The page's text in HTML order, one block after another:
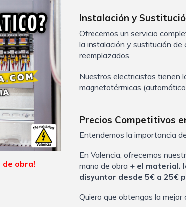
de obra!
Instalación y
Ofrecemos un servicio
la instalación y sustitución
reemplazados.
Nuestros electricistas tienen
magnetotérmicas
Precios Competitivos
Entendemos la importancia
En Valencia, ofrecemos
mano de obra + el material.
disyuntor desde 5€ a 25€
Quiero que obtengas la